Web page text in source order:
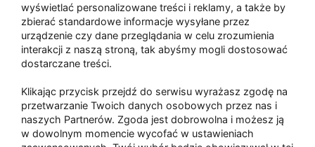
Akcja po pożarze w Gorzowie.
Ruszyła rozbiórka ściany spalonej
Paliwa
wyświetlać personalizowane treści i reklamy, a także by
zbierać standardowe informacje wysyłane przez
urządzenie czy dane przeglądania w celu zrozumienia
interakcji z naszą stroną, tak abyśmy mogli dostosować
dostarczane treści.
Klikając przycisk przejdź do serwisu wyrażasz zgodę na
przetwarzanie Twoich danych osobowych przez nas i
naszych Partnerów. Zgoda jest dobrowolna i możesz ją
w dowolnym momencie wycofać w ustawieniach